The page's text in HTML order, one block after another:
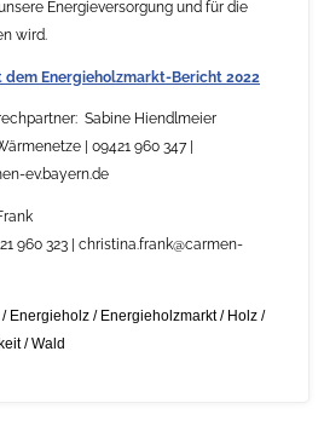
Energieversorgung und für die
wird.
Energieholzmarkt-Bericht 2022
Sabine Hiendlmeier
| 09421 960 347 |
ev.bayern.de
960 323 | christina.frank@carmen-
Energieholz/ Energieholzmarkt/ Holz/
/Wald